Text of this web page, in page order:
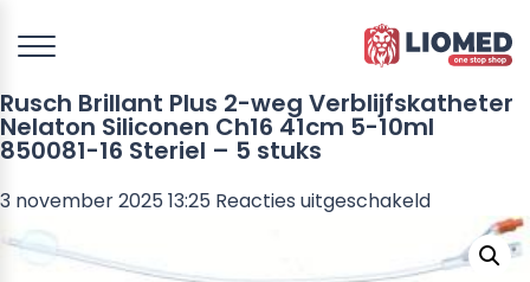
Rusch Brillant Plus 2-weg Verblijfskatheter
Nelaton Siliconen Ch16 41cm 5-10ml
850081-16 Steriel – 5 stuks
3 november 2025 13:25 Reacties uitgeschakeldvoor
Rusch
Brillant